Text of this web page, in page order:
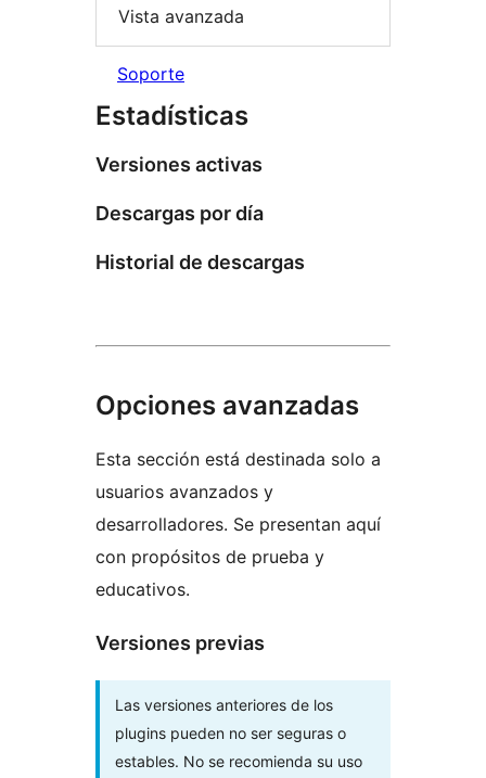
Vista avanzada
Soporte
Estadísticas
Versiones activas
Descargas por día
Historial de descargas
Opciones avanzadas
Esta sección está destinada solo a
usuarios avanzados y
desarrolladores. Se presentan aquí
con propósitos de prueba y
educativos.
Versiones previas
Las versiones anteriores de los
plugins pueden no ser seguras o
estables. No se recomienda su uso